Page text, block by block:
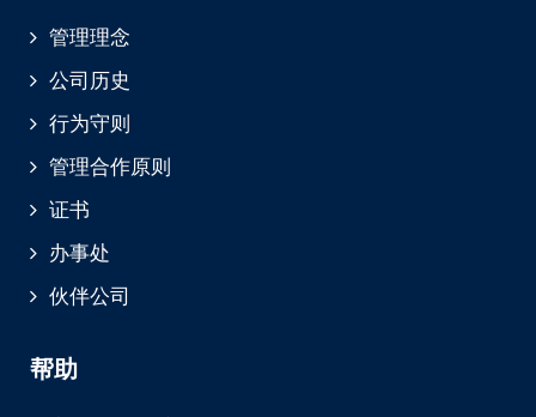
管理理念
公司历史
行为守则
管理合作原则
证书
办事处
伙伴公司
帮助